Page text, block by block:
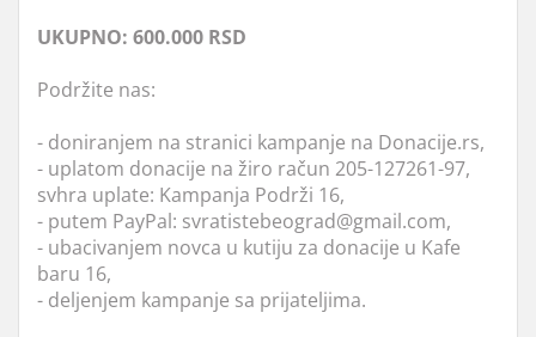
UKUPNO: 600.000 RSD
Podržite nas:
- doniranjem na stranici kampanje na Donacije.rs,
- uplatom donacije na žiro račun 205-127261-97,
svhra uplate: Kampanja Podrži 16,
- putem PayPal: svratistebeograd@gmail.com,
- ubacivanjem novca u kutiju za donacije u Kafe
baru 16,
- deljenjem kampanje sa prijateljima.